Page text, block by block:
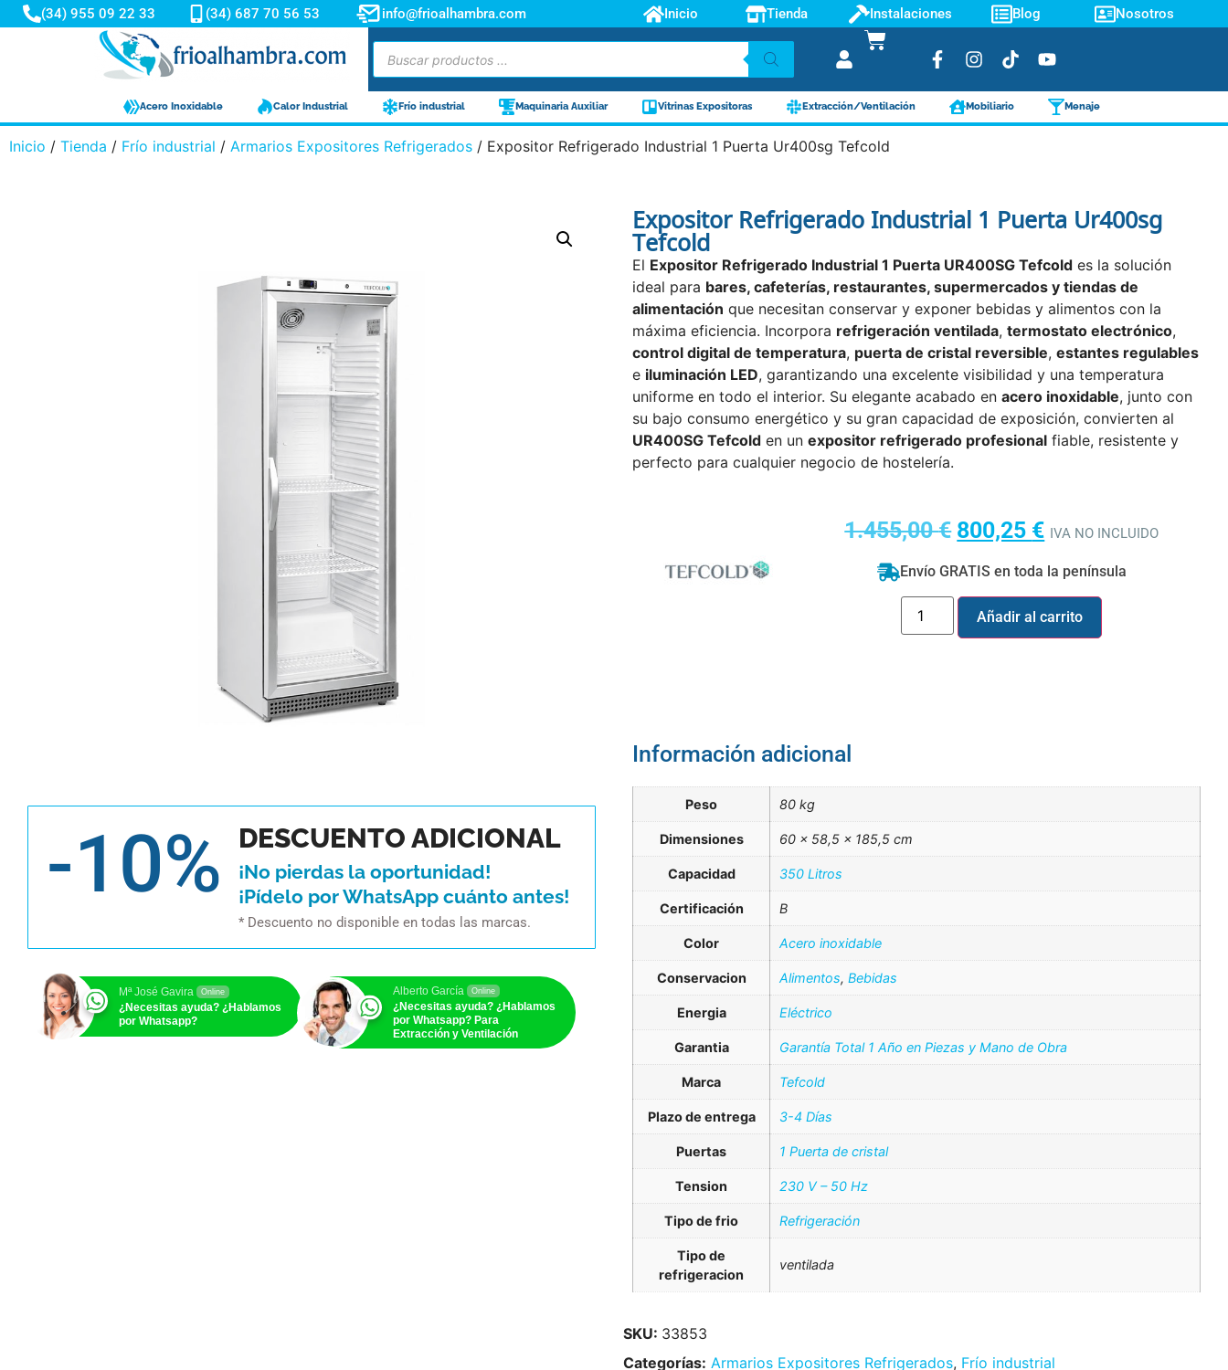
(34) 955 09 22 33 (34) 687 70 56 53 info@frioalhambra.com Inicio Tienda Instalaciones Blog Nosotros
Acero Inoxidable Calor Industrial Frío industrial Maquinaria Auxiliar Vitrinas Expositoras Extracción/Ventilación Mobiliario Menaje
Inicio / Tienda / Frío industrial / Armarios Expositores Refrigerados / Expositor Refrigerado Industrial 1 Puerta Ur400sg Tefcold
-10% DESCUENTO ADICIONAL
¡No pierdas la oportunidad!
¡Pídelo por WhatsApp cuánto antes!
* Descuento no disponible en todas las marcas.
Mª José Gavira Online
¿Necesitas ayuda? ¿Hablamos
por Whatsapp?
Alberto García Online
¿Necesitas ayuda? ¿Hablamos
por Whatsapp? Para
Extracción y Ventilación
Expositor Refrigerado Industrial 1 Puerta Ur400sg
Tefcold
El Expositor Refrigerado Industrial 1 Puerta UR400SG Tefcold es la solución
ideal para bares, cafeterías, restaurantes, supermercados y tiendas de
alimentación que necesitan conservar y exponer bebidas y alimentos con la
máxima eficiencia. Incorpora refrigeración ventilada, termostato electrónico,
control digital de temperatura, puerta de cristal reversible, estantes regulables
e iluminación LED, garantizando una excelente visibilidad y una temperatura
uniforme en todo el interior. Su elegante acabado en acero inoxidable, junto con
su bajo consumo energético y su gran capacidad de exposición, convierten al
UR400SG Tefcold en un expositor refrigerado profesional fiable, resistente y
perfecto para cualquier negocio de hostelería.
1.455,00€ 800,25 € IVA NO INCLUIDO
Envío GRATIS en toda la península
Añadir al carrito
Información adicional
Peso 80 kg
Dimensiones 60 × 58,5 × 185,5 cm
Capacidad 350 Litros
Certificación B
Color Acero inoxidable
Conservacion Alimentos, Bebidas
Energia Eléctrico
Garantia Garantía Total 1 Año en Piezas y Mano de Obra
Marca Tefcold
Plazo de entrega 3-4 Días
Puertas 1 Puerta de cristal
Tension 230 V – 50 Hz
Tipo de frio Refrigeración
Tipo de
refrigeracion
ventilada
SKU: 33853
Categorías: Armarios Expositores Refrigerados, Frío industrial